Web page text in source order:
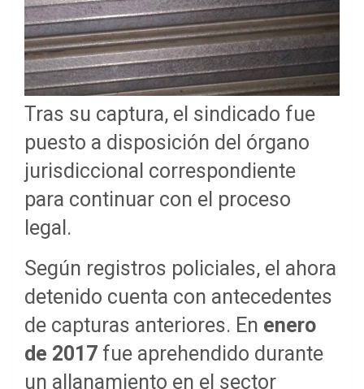
Tras su captura, el sindicado fue
puesto a disposición del órgano
jurisdiccional correspondiente
para continuar con el proceso
legal.
Según registros policiales, el ahora
detenido cuenta con antecedentes
de capturas anteriores. En enero
de 2017 fue aprehendido durante
un allanamiento en el sector